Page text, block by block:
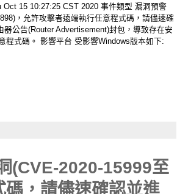
15 10:27:25 CST 2020 事件類型 漏洞預警
，允許攻擊者遠端執行任意程式碼，請儘速確
公告(Router Advertisement)封包，導致存在安
程式碼。 影響平台 受影響Windows版本如下:
(CVE-2020-15999至
，請儘速確認並進